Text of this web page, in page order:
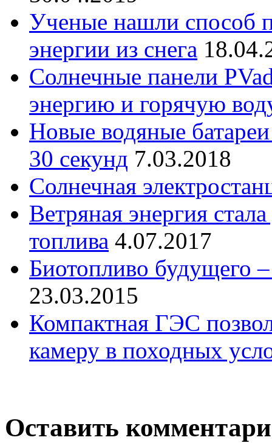
Ученые нашли способ
энергии из снега
Солнечные панели
энергию и горячую
Новые водяные
30 секунд 7.03.2018
Солнечная
Ветряная энергия
топлива 4.07.2017
Биотопливо будущего
23.03.2015
Компактная ГЭС
камеру в походных
Оставить